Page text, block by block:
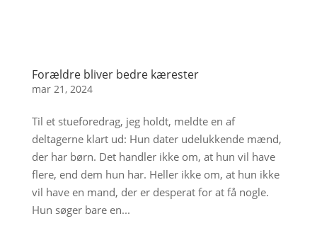
Forældre bliver bedre kærester
mar 21, 2024
Til et stueforedrag, jeg holdt, meldte en af
deltagerne klart ud: Hun dater udelukkende mænd,
der har børn. Det handler ikke om, at hun vil have
flere, end dem hun har. Heller ikke om, at hun ikke
vil have en mand, der er desperat for at få nogle.
Hun søger bare en...